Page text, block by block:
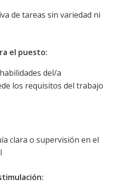
de tareas sin variedad ni
el puesto:
del/a
los requisitos del trabajo
clara o supervisión en el